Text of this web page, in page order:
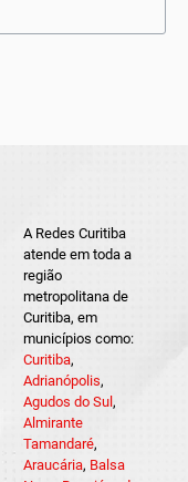
A Redes Curitiba
atende em toda a
região
metropolitana de
Curitiba, em
municípios como:
Curitiba,
Adrianópolis,
Agudos do Sul ,
Almirante
Tamandaré,
Araucária, Balsa